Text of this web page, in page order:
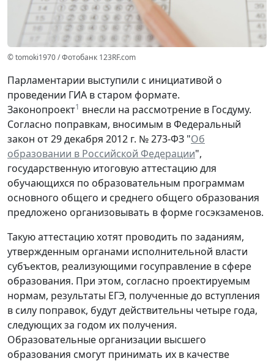
© tomoki1970 / Фотобанк 123RF.com
Парламентарии выступили с инициативой о
проведении ГИА в старом формате.
Законопроект1 внесли на рассмотрение в Госдуму.
Согласно поправкам, вносимым в Федеральный
закон от 29 декабря 2012 г. № 273-ФЗ "Об
образовании в Российской Федерации",
государственную итоговую аттестацию для
обучающихся по образовательным программам
основного общего и среднего общего образования
предложено организовывать в форме госэкзаменов.
Такую аттестацию хотят проводить по заданиям,
утвержденным органами исполнительной власти
субъектов, реализующими госуправление в сфере
образования. При этом, согласно проектируемым
нормам, результаты ЕГЭ, полученные до вступления
в силу поправок, будут действительны четыре года,
следующих за годом их получения.
Образовательные организации высшего
образования смогут принимать их в качестве